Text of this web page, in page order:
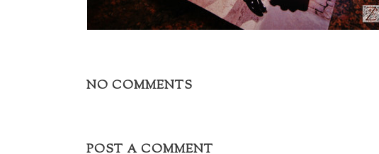
NO COMMENTS
POST A COMMENT